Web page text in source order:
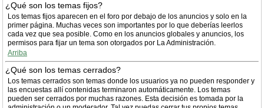
¿Qué son los temas fijos?
Los temas fijos aparecen en el foro por debajo de los anuncios y solo en la
primer página. Muchas veces son importantes por lo que deberías leerlos
cada vez que sea posible. Como en los anuncios globales y anuncios, los
permisos para fijar un tema son otorgados por La Administración.
Arriba
¿Qué son los temas cerrados?
Los temas cerrados son temas donde los usuarios ya no pueden responder y
las encuestas allí contenidas terminaron automáticamente. Los temas
pueden ser cerrados por muchas razones. Esta decisión es tomada por la